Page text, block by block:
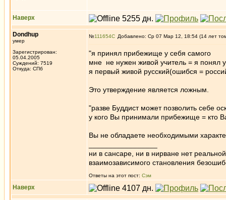
Наверх
Dondhup
умер
Зарегистрирован:
05.04.2005
Суждений: 7519
Откуда: СПб
№111654 Добавлено: Ср 07 Мар 12, 18:54 (14 лет
"я принял прибежище у себя самого
мне не нужен живой учитель = я понял
я первый живой русский(ошибся =
Это утверждение является ложным.
"разве Буддист может позволить себе
у кого Вы принимали прибежище = кто
Вы не обладаете необходимыми
ни в сансаре, ни в нирване нет
взаимозависимого становления
Ответы на этот пост: Сэм
Наверх